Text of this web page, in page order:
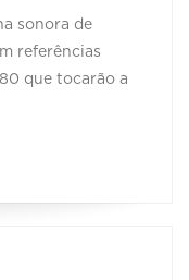
sonora de
referências
que tocarão a